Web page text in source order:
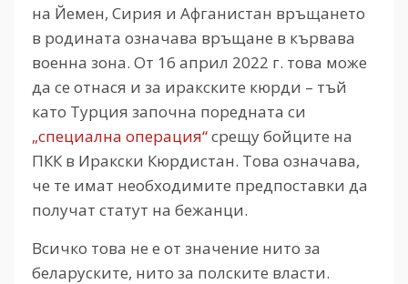
на Йемен, Сирия и Афганистан връщането
в родината означава връщане в кървава
военна зона. От 16 април 2022 г. това може
да се отнася и за иракските кюрди – тъй
като Турция започна поредната си
„специална операция“срещу бойците на
ПКК в Иракски Кюрдистан. Това означава,
че те имат необходимите предпоставки да
получат статут на бежанци.
Всичко това не е от значение нито за
беларуските, нито за полските власти.